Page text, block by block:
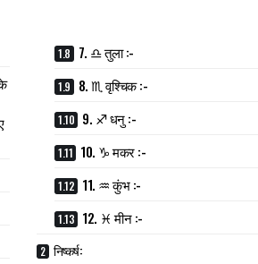
7. ♎ तुला :-
8. ♏ वृश्चिक :-
9. ♐ धनु :-
10. ♑ मकर :-
11. ♒ कुंभ :-
12. ♓ मीन :-
निष्कर्ष: